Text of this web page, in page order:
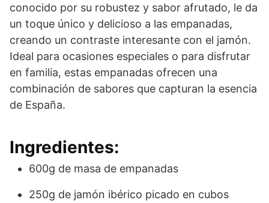
conocido por su robustez y sabor afrutado, le da
un toque único y delicioso a las empanadas,
creando un contraste interesante con el jamón.
Ideal para ocasiones especiales o para disfrutar
en familia, estas empanadas ofrecen una
combinación de sabores que capturan la esencia
de España.
Ingredientes:
600g de masa de empanadas
250g de jamón ibérico picado en cubos